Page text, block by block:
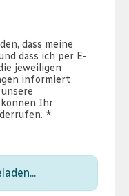
dass meine
dass ich per E-
jeweiligen
informiert
können Ihr
*